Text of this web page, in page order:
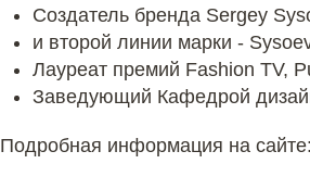
Создатель бренда Sergey
и второй линии марки -
Лауреат премий Fashion TV,
Заведующий Кафедрой
Подробная информация на